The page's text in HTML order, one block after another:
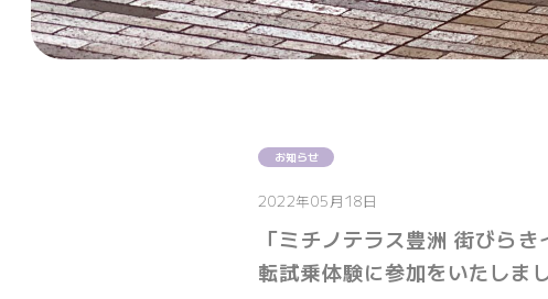
お知らせ
2022年05月18日
「ミチノテラス豊洲 街びら
転試乗体験に参加をいたしま